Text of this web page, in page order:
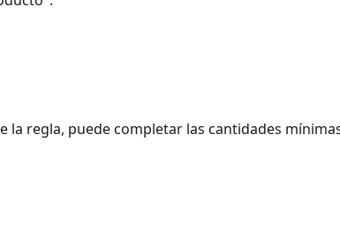
la regla, puede completar las cantidades